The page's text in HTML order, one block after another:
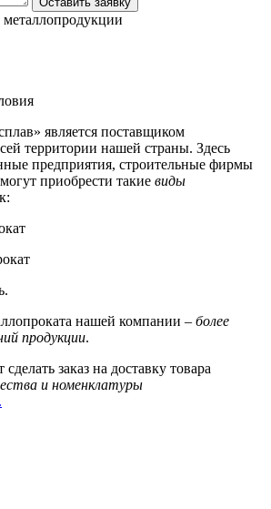
металлопродукции
является поставщиком
территории нашей страны. Здесь
предприятия, строительные фирмы
приобрести такие виды
нашей компании – более
продукции.
заказ на доставку товара
и номенклатуры